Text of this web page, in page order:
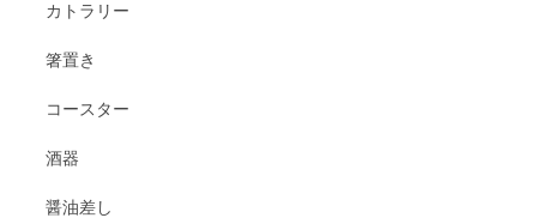
カトラリー
箸置き
コースター
酒器
醤油差し